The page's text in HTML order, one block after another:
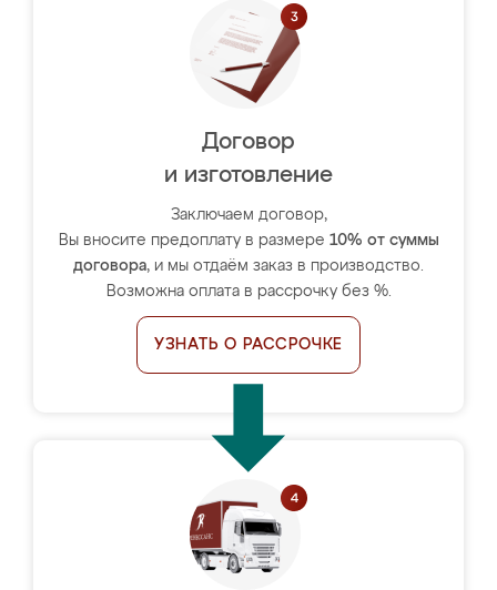
Договор
и изготовление
Заключаем договор,
Вы вносите предоплату в размере 10% от суммы
договора, и мы отдаём заказ в производство.
Возможна оплата в рассрочку без %.
УЗНАТЬ О РАССРОЧКЕ